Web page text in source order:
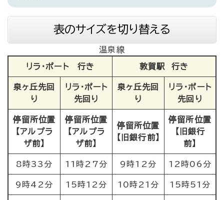
表のサイズを切り替える
温泉線
リラ・ポート 行き 敦賀駅 行き
泉ヶ丘先回
り
リラ・ポート
先回り
泉ヶ丘先回
り
リラ・ポート
先回り
停留所位置
【アルプラ
ザ前】
停留所位置
【アルプラ
ザ前】
停留所位置
【旧銀行前】
停留所位置
【旧銀行
前】
8時33分 11時27分 9時12分 12時06分
9時42分 15時12分 10時21分 15時51分